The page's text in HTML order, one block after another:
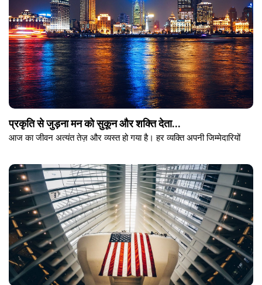
प्रकृति से जुड़ना मन को सुकून और शक्ति देता...
आज का जीवन अत्यंत तेज़ और व्यस्त हो गया है। हर व्यक्ति अपनी जिम्मेदारियों